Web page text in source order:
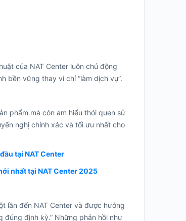
của NAT Center luôn chủ động
bền vững thay vì chỉ “làm dịch vụ”.
phẩm mà còn am hiểu thói quen sử
nghị chính xác và tối ưu nhất cho
tại NAT Center
nhất tại NAT Center 2025
lần đến NAT Center và được hướng
đúng định kỳ.” Những phản hồi như